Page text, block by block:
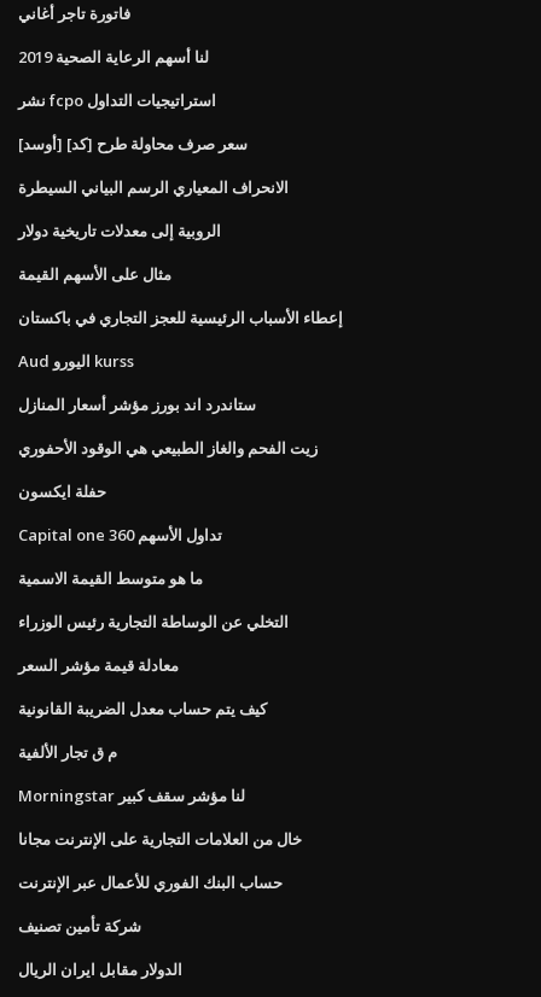
فاتورة تاجر أغاني
لنا أسهم الرعاية الصحية 2019
نشر fcpo استراتيجيات التداول
[أوسد] [كد] سعر صرف محاولة طرح
الانحراف المعياري الرسم البياني السيطرة
الروبية إلى معدلات تاريخية دولار
مثال على الأسهم القيمة
إعطاء الأسباب الرئيسية للعجز التجاري في باكستان
Aud اليورو kurss
ستاندرد اند بورز مؤشر أسعار المنازل
زيت الفحم والغاز الطبيعي هي الوقود الأحفوري
حفلة ايكسون
Capital one 360 ​​تداول الأسهم
ما هو متوسط ​​القيمة الاسمية
التخلي عن الوساطة التجارية رئيس الوزراء
معادلة قيمة مؤشر السعر
كيف يتم حساب معدل الضريبة القانونية
م ق تجار الألفية
Morningstar لنا مؤشر سقف كبير
خال من العلامات التجارية على الإنترنت مجانا
حساب البنك الفوري للأعمال عبر الإنترنت
شركة تأمين تصنيف
الدولار مقابل ايران الريال